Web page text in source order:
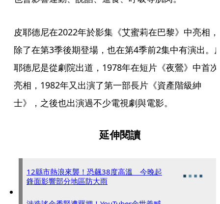
皮耶德尼在2022年於影集《艾蜜莉在巴黎》中亮相，
除了在第3季後期登場，也在第4季前2集中有演出。
耶德尼是從劇院出道，1978年在短片《夜鶯》中首次
亮相，1982年又出演了第一部長片《資產階級紳
士》，之後也出演過不少電視劇與電影。
延伸閱讀
12縣市熱浪來襲！恐飆38度高溫 今晚起
鋒面影響部分地區防大雨